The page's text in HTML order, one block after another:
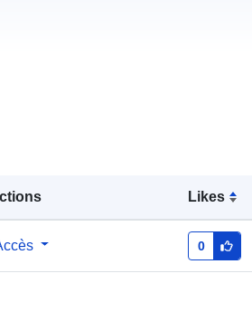
Likes
0
41c6-bb1a-d04d17e8dc19
http://data.europa.eu/88u/dataset/fr-
120066022-srv-7fb9ab0b-14a7-
418e-9071-9407a8134fd6